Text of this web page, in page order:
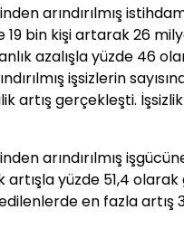
arındırılmış
bin kişi artarak 26
azalışla yüzde 46
işsizlerin
artış gerçekleşti.
arındırılmış
artışla yüzde 51,4
en fazla artış